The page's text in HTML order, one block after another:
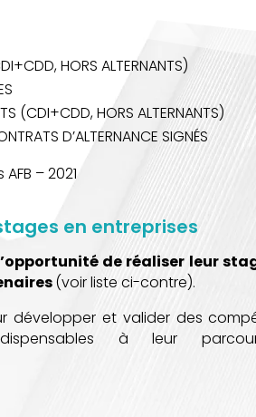
HORS ALTERNANTS)
(CDI+CDD, HORS ALTERNANTS)
D’ALTERNANCE SIGNÉS
– 2021
en entreprises
de réaliser leur
(voir liste ci-contre).
développer et valider des
à leur